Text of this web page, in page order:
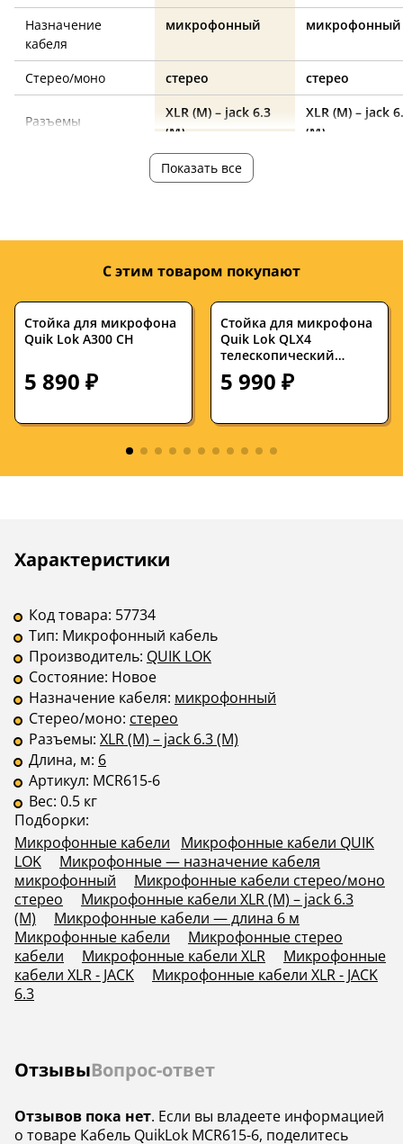
Назначение
кабеля
микрофонный микрофонный
Стерео/моно стерео стерео
Разъемы
XLR (M) – jack 6.3
(M)
XLR (M) – jack
(M)
6
Показать все
С этим товаром покупают
Стойка для микрофона
Quik Lok A300 CH
5 890 ₽
Стойка для микрофона
Quik Lok QLX4
телескопический
журавль
5 990 ₽
Описание
Характеристики
Инструкции
Код товара: 57734
Тип: Микрофонный кабель
Производитель: QUIK LOK
Состояние: Новое
Назначение кабеля: микрофонный
Стерео/моно: стерео
Разъемы: XLR (M) – jack 6.3 (M)
Длина, м: 6
Артикул: MCR615-6
Вес: 0.5 кг
Подборки:
Микрофонные кабели
Микрофонные кабели QUIK
LOK
Микрофонные — назначение кабеля
микрофонный
Микрофонные кабели стерео/моно
стерео
Микрофонные кабели XLR (M) – jack 6.3
(M)
Микрофонные кабели — длина 6 м
Микрофонные кабели
Микрофонные стерео
кабели
Микрофонные кабели XLR
Микрофонные
кабели XLR - JACK
Микрофонные кабели XLR - JACK
6.3
ОтзывыВопрос-ответ
Отзывов пока нет. Если вы владеете информацией
о товаре Кабель QuikLok MCR615-6, поделитесь